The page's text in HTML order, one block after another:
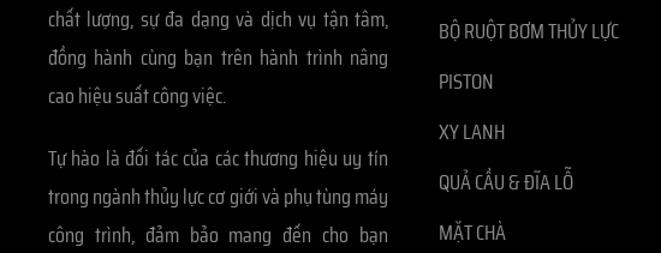
chất lượng, sự đa dạng và dịch vụ tận tâm,
đồng hành cùng bạn trên hành trình nâng
cao hiệu suất công việc.
Tự hào là đối tác của các thương hiệu uy tín
trong ngành thủy lực cơ giới và phụ tùng máy
công trình, đảm bảo mang đến cho bạn
BỘ RUỘT BƠM THỦY LỰC
PISTON
XY LANH
QUẢ CẦU & ĐĨA LỖ
MẶT CHÀ